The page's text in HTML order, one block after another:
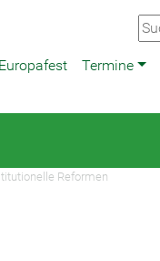
Termine
Reformen